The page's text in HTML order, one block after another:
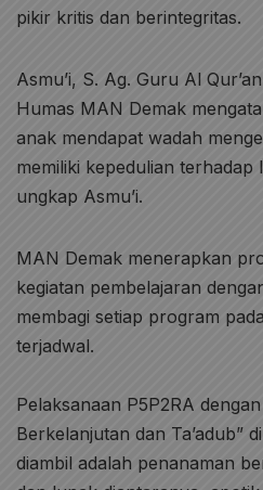
pikir kritis dan berintegritas.
Asmu’i, S. Ag. Guru Al
Humas MAN Demak
anak mendapat wadah
memiliki kepedulian terhadap
ungkap Asmu’i.
MAN Demak menerapkan
kegiatan pembelajaran
membagi setiap program
terjadwal.
Pelaksanaan P5P2RA
Berkelanjutan dan Ta’adub”
diambil adalah penanaman